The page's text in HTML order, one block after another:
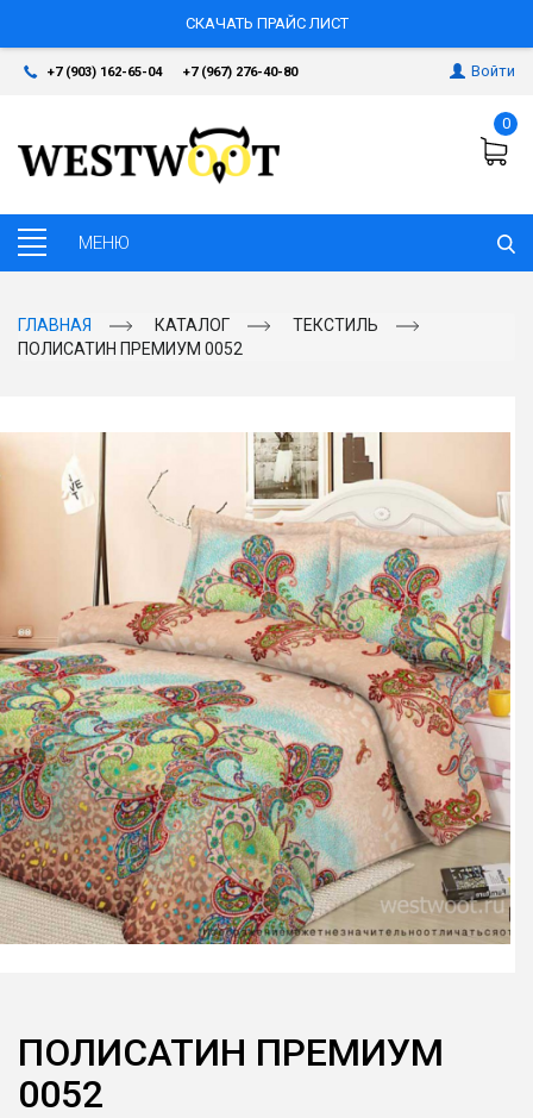
СКАЧАТЬ ПРАЙС ЛИСТ
+7 (903) 162-65-04 +7 (967) 276-40-80 Войти
0
ГЛАВНАЯ КАТАЛОГ
ТЕКСТИЛЬ
ПОЛИСАТИН ПРЕМИУМ 0052
ПОЛИСАТИН ПРЕМИУМ
0052